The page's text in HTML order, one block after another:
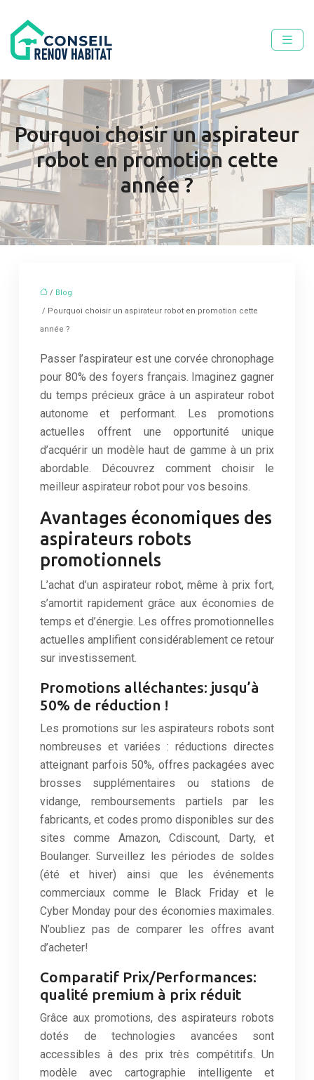
Pourquoi choisir un aspirateur
robot en promotion cette
année ?
/ Blog
/ Pourquoi choisir un aspirateur robot en promotion cette
année ?
Passer l’aspirateur est une corvée chronophage
pour 80% des foyers français. Imaginez gagner
du temps précieux grâce à un aspirateur robot
autonome et performant. Les promotions
actuelles offrent une opportunité unique
d’acquérir un modèle haut de gamme à un prix
abordable. Découvrez comment choisir le
meilleur aspirateur robot pour vos besoins.
Avantages économiques des
aspirateurs robots
promotionnels
L’achat d’un aspirateur robot, même à prix fort,
s’amortit rapidement grâce aux économies de
temps et d’énergie. Les offres promotionnelles
actuelles amplifient considérablement ce retour
sur investissement.
Promotions alléchantes: jusqu’à
50% de réduction !
Les promotions sur les aspirateurs robots sont
nombreuses et variées : réductions directes
atteignant parfois 50%, offres packagées avec
brosses supplémentaires ou stations de
vidange, remboursements partiels par les
fabricants, et codes promo disponibles sur des
sites comme Amazon, Cdiscount, Darty, et
Boulanger. Surveillez les périodes de soldes
(été et hiver) ainsi que les événements
commerciaux comme le Black Friday et le
Cyber Monday pour des économies maximales.
N’oubliez pas de comparer les offres avant
d’acheter!
Comparatif Prix/Performances:
qualité premium à prix réduit
Grâce aux promotions, des aspirateurs robots
dotés de technologies avancées sont
accessibles à des prix très compétitifs. Un
modèle avec cartographie intelligente et